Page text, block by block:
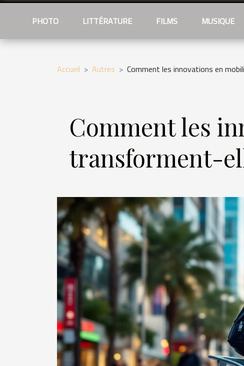
PHOTO LITTÉRATURE FILMS MUSIQUE
Accueil Autres Comment les innovations en
Comment les
transforment-